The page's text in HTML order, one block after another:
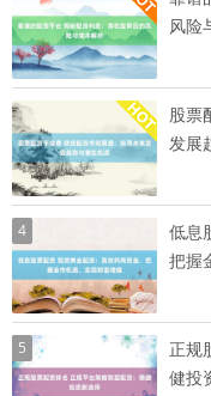
风险
股票
发展
4
低息
把握
5
正规
健投